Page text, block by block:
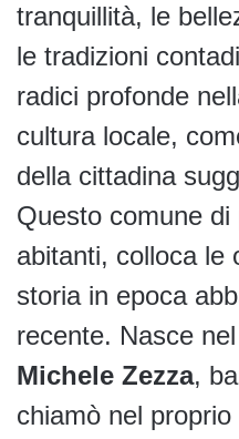
tranquillità, le
le tradizioni
radici profonde
cultura locale,
della cittadina
Questo comune
abitanti, colloca le
storia in epoca
recente. Nasce nel
Michele Zezza,
chiamò nel